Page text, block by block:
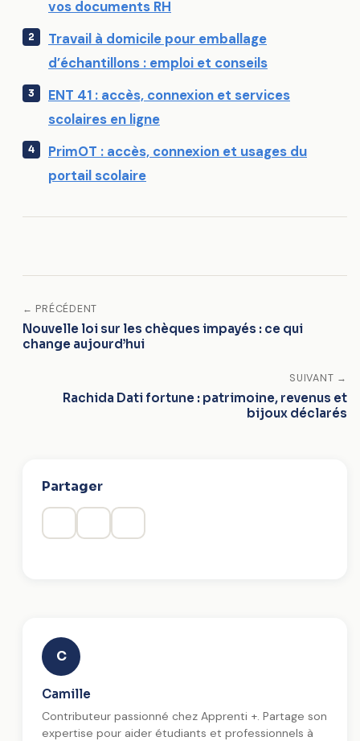
vos documents RH
Travail à domicile pour emballage
d’échantillons : emploi et conseils
ENT 41 : accès, connexion et services
scolaires en ligne
PrimOT : accès, connexion et usages du
portail scolaire
← PRÉCÉDENT
Nouvelle loi sur les chèques impayés : ce qui
change aujourd’hui
SUIVANT →
Rachida Dati fortune : patrimoine, revenus et
bijoux déclarés
Partager
C
Camille
Contributeur passionné chez Apprenti +. Partage son
expertise pour aider étudiants et professionnels à